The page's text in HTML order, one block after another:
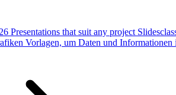
Presentations that suit any project
Vorlagen, um Daten und